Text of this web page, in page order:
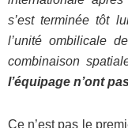
s’est terminée tôt
l’unité ombilicale
combinaison
l’équipage n’ont
Ce n’est pas le